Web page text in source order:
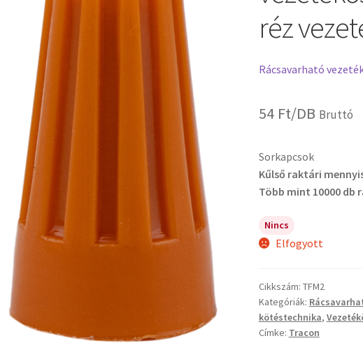
réz
Rácsavarható
54 Ft/DB Bruttó
Sorkapcsok
Kűlső raktári
Több mint 10000 db
Nincs
Elfogyott
Cikkszám: TFM2
Kategóriák:
kötéstechnika,
Címke: Tracon